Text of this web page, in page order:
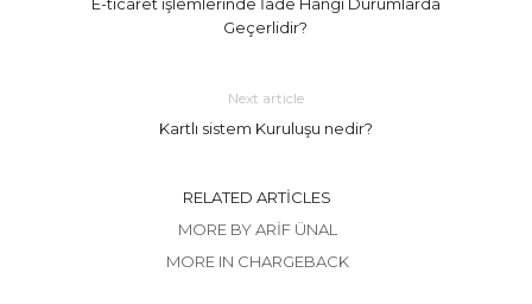
Geçerlidir?
Next article
Kartlı sistem Kuruluşu nedir?
RELATED ARTICLES
MORE BY ARIF ÜNAL
MORE IN CHARGEBACK